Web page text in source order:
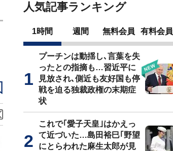
人気記事ランキング
1時間 週間 無料会員 有料会員
プーチンは動揺し､言葉を失
ったとの指摘も…習近平に
見放され､側近も友好国も停
戦を迫る独裁政権の末期症
状
これで｢愛子天皇｣はかえっ
て近づいた…島田裕巳｢野望
にとらわれた麻生太郎が見